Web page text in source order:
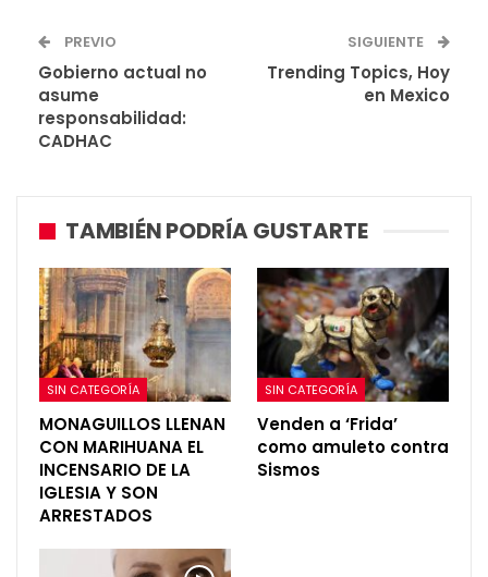
PREVIO
Gobierno actual no
asume
responsabilidad:
CADHAC
SIGUIENTE
Trending Topics, Hoy
en Mexico
TAMBIÉN PODRÍA GUSTARTE
SIN CATEGORÍA
MONAGUILLOS LLENAN
CON MARIHUANA EL
INCENSARIO DE LA
IGLESIA Y SON
ARRESTADOS
SIN CATEGORÍA
Venden a ‘Frida’
como amuleto contra
Sismos